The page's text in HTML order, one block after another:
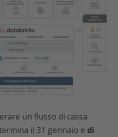
un flusso di cassa
il 31 gennaio e di